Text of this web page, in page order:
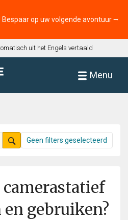
op uw volgende avontuur ⭢
uit het Engels vertaald
Menu
Geen filters geselecteerd
gebruiken?